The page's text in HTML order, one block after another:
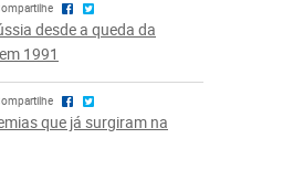
desde a queda da
1991
que já surgiram na